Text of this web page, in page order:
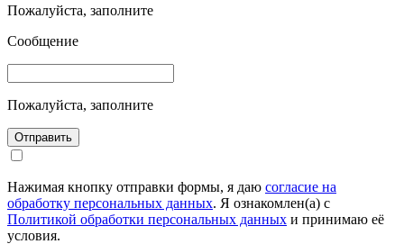
Пожалуйста, заполните
Сообщение
Пожалуйста, заполните
Отправить
Нажимая кнопку отправки формы, я даю согласие на
обработку персональных данных. Я ознакомлен(а) с
Политикой обработки персональных данных и принимаю её
условия.